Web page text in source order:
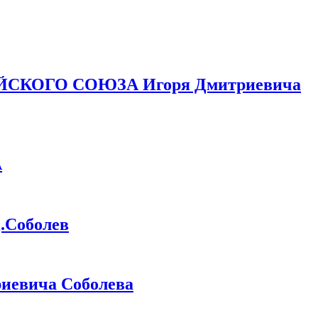
СОЮЗА Игоря Дмитриевича
Соболева